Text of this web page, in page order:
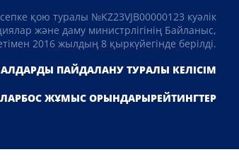
қою туралы №KZ23VJB00000123 куәлік
және даму министрлігінің Байланыс,
2016 жылдың 8 қыркүйегінде берілді.
ПАЙДАЛАНУ ТУРАЛЫ КЕЛІСІМ
БОС ЖҰМЫС ОРЫНДАРЫРЕЙТИНГТЕР